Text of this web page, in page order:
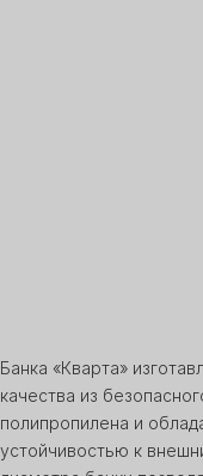
Банка «Кварта»
качества из
полипропилена и
устойчивостью к